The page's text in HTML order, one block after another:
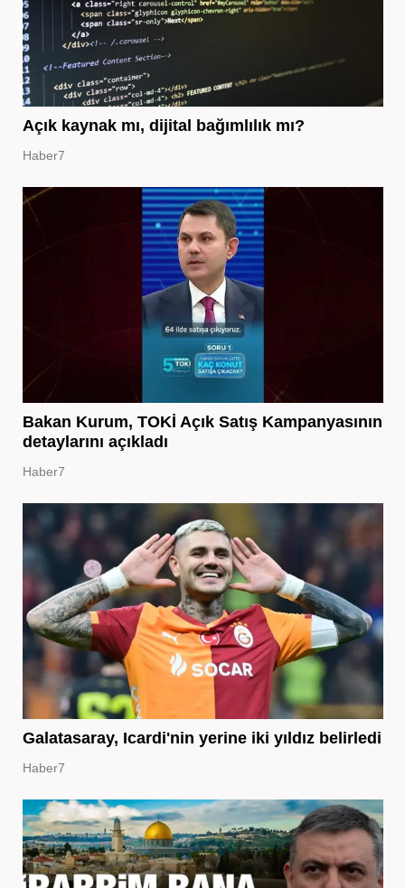
Açık kaynak mı, dijital bağımlılık mı?
Haber7
Bakan Kurum, TOKİ Açık Satış Kampanyasının
detaylarını açıkladı
Haber7
Galatasaray, Icardi'nin yerine iki yıldız belirledi
Haber7